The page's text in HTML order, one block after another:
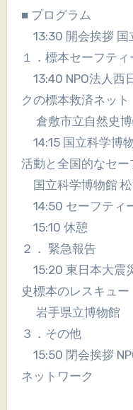
■ プログラム
13:30 開会挨拶 国
１．標本セーフティ
13:40 NPO法人西
クの標本救済ネット
倉敷市立自然史博
14:15 国立科学博
活動と全国的なセ
国立科学博物館
14:50 セーフティ
15:10 休憩
２． 緊急報告
15:20 東日本大震
史標本のレスキュー
岩手県立博物館
３．その他
15:50 閉会挨拶
ネットワーク